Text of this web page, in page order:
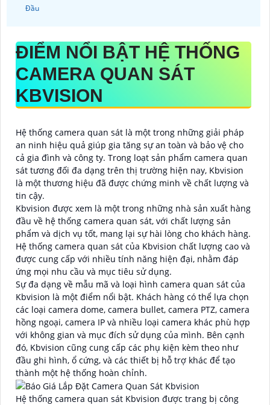
Đầu
ĐIỂM NỔI BẬT HỆ THỐNG
CAMERA QUAN SÁT
KBVISION
Hệ thống camera quan sát là một trong những giải pháp
an ninh hiệu quả giúp gia tăng sự an toàn và bảo vệ cho
cả gia đình và công ty. Trong loạt sản phẩm camera quan
sát tương đối đa dạng trên thị trường hiện nay, Kbvision
là một thương hiệu đã được chứng minh về chất lượng và
tin cậy.
Kbvision được xem là một trong những nhà sản xuất hàng
đầu về hệ thống camera quan sát, với chất lượng sản
phẩm và dịch vụ tốt, mang lại sự hài lòng cho khách hàng.
Hệ thống camera quan sát của Kbvision chất lượng cao và
được cung cấp với nhiều tính năng hiện đại, nhằm đáp
ứng mọi nhu cầu và mục tiêu sử dụng.
Sự đa dạng về mẫu mã và loại hình camera quan sát của
Kbvision là một điểm nổi bật. Khách hàng có thể lựa chọn
các loại camera dome, camera bullet, camera PTZ, camera
hồng ngoại, camera IP và nhiều loại camera khác phù hợp
với không gian và mục đích sử dụng của mình. Bên cạnh
đó, Kbvision cũng cung cấp các phụ kiện kèm theo như
đầu ghi hình, ổ cứng, và các thiết bị hỗ trợ khác để tạo
thành một hệ thống hoàn chỉnh.
Hệ thống camera quan sát Kbvision được trang bị công